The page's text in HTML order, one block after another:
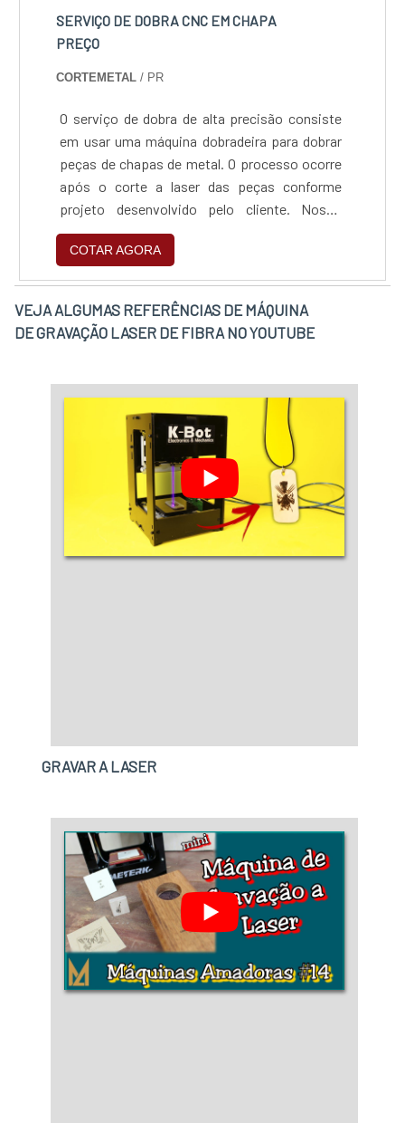
ferrugem a laser, com ótima qualidade e
precisão.Com a organização, é possível tirar
ramo, além de contar com os melhores
conquistando a confiança e a satisfação dos
clientes, que são os maiores objetivos da
marca.A Trans Laser tem sido apontada de
forma positiva no segmento pela idoneidade
em tudo que faz onde garante uma entrega de
excelência de ponta a ponta. Aproveite a
visita para acessar o site e saber mais sobre a
empresa, os serviços e os produtos..
SERVIÇO DE DOBRA CNC EM CHAPA
PREÇO
CORTEMETAL / PR
O serviço de dobra de alta precisão consiste
em usar uma máquina dobradeira para dobrar
peças de chapas de metal. O processo ocorre
após o corte a laser das peças conforme
projeto desenvolvido pelo cliente. Nosso
equipamento tem a capacidade de dobrar
peças até 3 metros de comprimento.
COTAR AGORA
VEJA ALGUMAS REFERÊNCIAS DE MÁQUINA
DE GRAVAÇÃO LASER DE FIBRA NO YOUTUBE
GRAVAR A LASER